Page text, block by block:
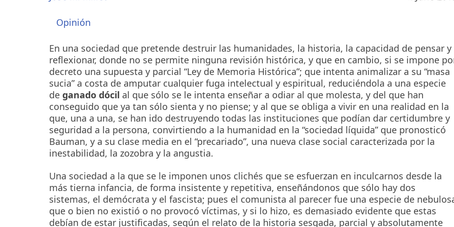
Opinión
En una sociedad que pretende destruir las humanidades, la historia, la capacidad de pensar y
reflexionar, donde no se permite ninguna revisión histórica, y que en cambio, si se impone
decreto una supuesta y parcial “Ley de Memoria Histórica”; que intenta animalizar a su “masa
sucia” a costa de amputar cualquier fuga intelectual y espiritual, reduciéndola a una especie
de ganado dócil al que sólo se le intenta enseñar a odiar al que molesta, y del que han
conseguido que ya tan sólo sienta y no piense; y al que se obliga a vivir en una realidad en la
que, una a una, se han ido destruyendo todas las instituciones que podían dar certidumbre y
seguridad a la persona, convirtiendo a la humanidad en la “sociedad líquida” que pronosticó
Bauman, y a su clase media en el “precariado”, una nueva clase social caracterizada por la
inestabilidad, la zozobra y la angustia.
Una sociedad a la que se le imponen unos clichés que se esfuerzan en inculcarnos desde la
más tierna infancia, de forma insistente y repetitiva, enseñándonos que sólo hay dos
sistemas, el demócrata y el fascista; pues el comunista al parecer fue una especie de
que o bien no existió o no provocó víctimas, y si lo hizo, es demasiado evidente que estas
debían de estar justificadas, según el relato de la historia sesgada, parcial y absolutamente